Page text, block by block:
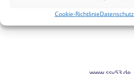
Cookie-RichtlinieDatenschutz